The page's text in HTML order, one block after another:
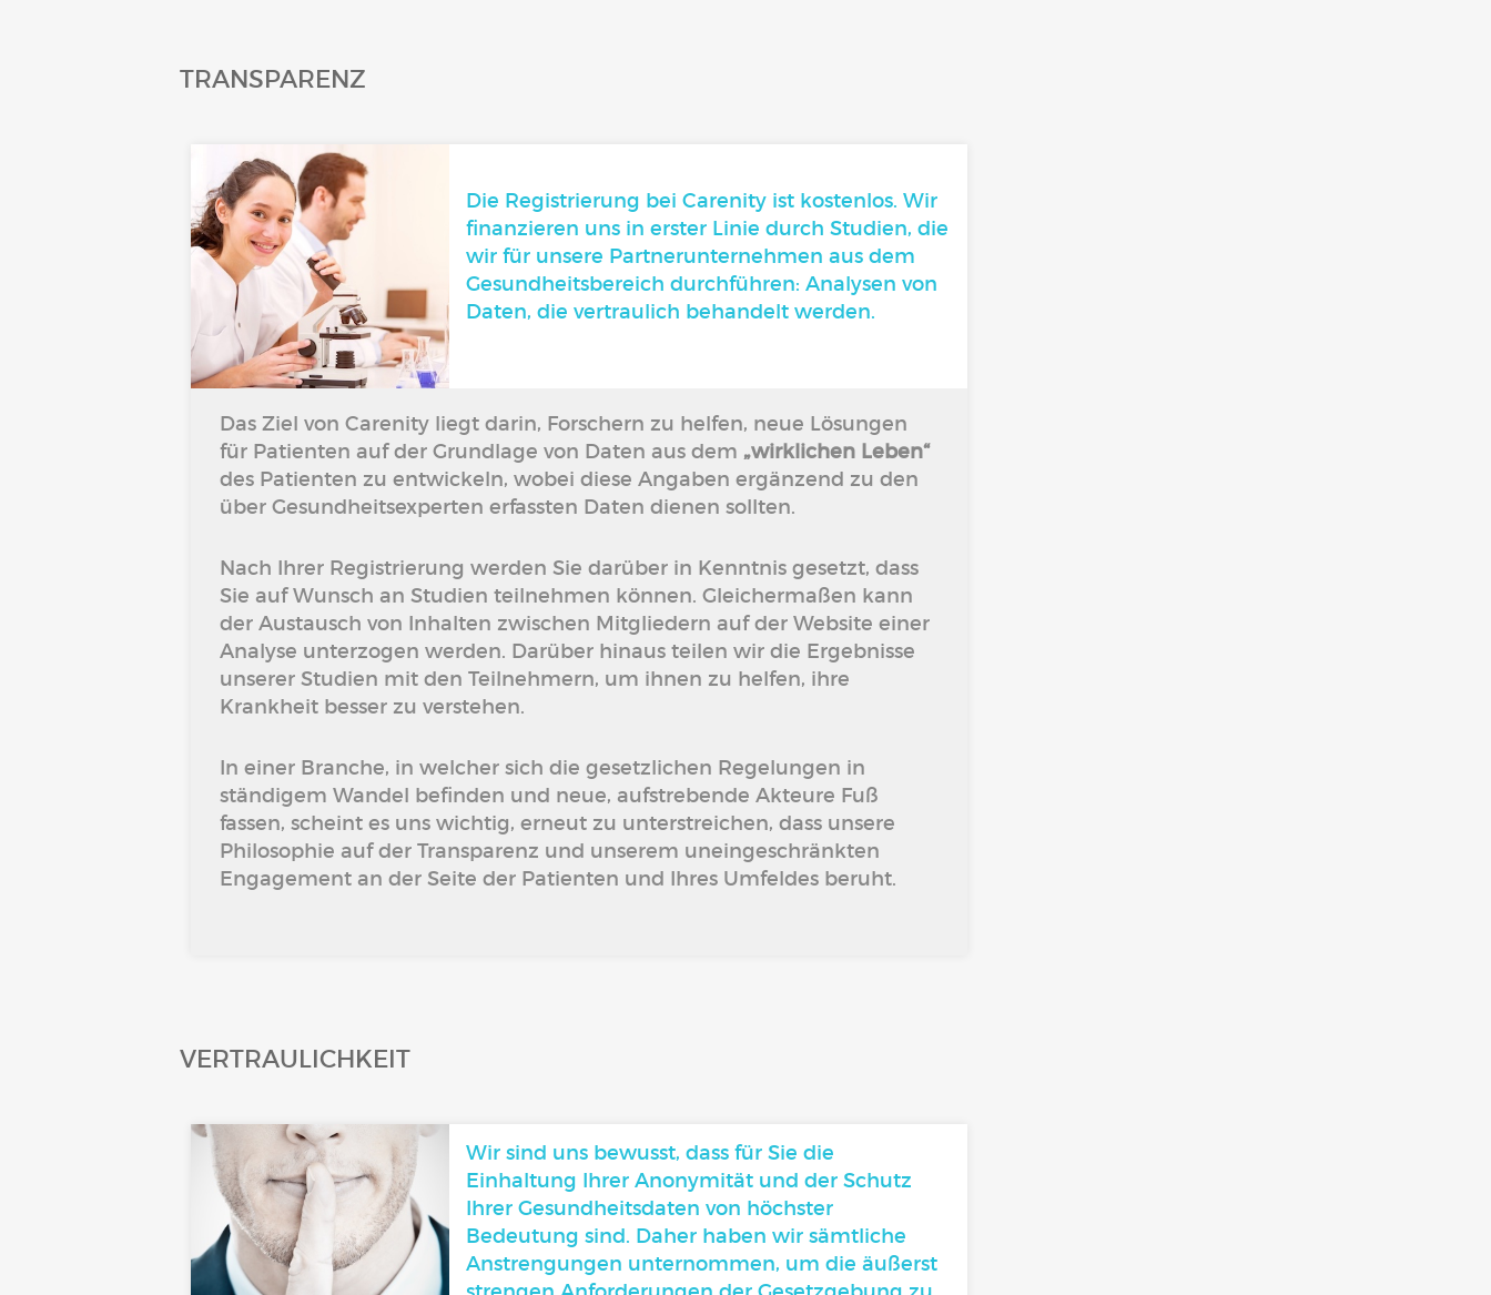
TRANSPARENZ
Die Registrierung bei Carenity ist kostenlos. Wir
finanzieren uns in erster Linie durch Studien, die
wir für unsere Partnerunternehmen aus dem
Gesundheitsbereich durchführen: Analysen von
Daten, die vertraulich behandelt werden.
Das Ziel von Carenity liegt darin, Forschern zu helfen, neue Lösungen
für Patienten auf der Grundlage von Daten aus dem „wirklichen Leben“
des Patienten zu entwickeln, wobei diese Angaben ergänzend zu den
über Gesundheitsexperten erfassten Daten dienen sollten.
Nach Ihrer Registrierung werden Sie darüber in Kenntnis gesetzt, dass
Sie auf Wunsch an Studien teilnehmen können. Gleichermaßen kann
der Austausch von Inhalten zwischen Mitgliedern auf der Website einer
Analyse unterzogen werden. Darüber hinaus teilen wir die Ergebnisse
unserer Studien mit den Teilnehmern, um ihnen zu helfen, ihre
Krankheit besser zu verstehen.
In einer Branche, in welcher sich die gesetzlichen Regelungen in
ständigem Wandel befinden und neue, aufstrebende Akteure Fuß
fassen, scheint es uns wichtig, erneut zu unterstreichen, dass unsere
Philosophie auf der Transparenz und unserem uneingeschränkten
Engagement an der Seite der Patienten und Ihres Umfeldes beruht.
VERTRAULICHKEIT
Wir sind uns bewusst, dass für Sie die
Einhaltung Ihrer Anonymität und der Schutz
Ihrer Gesundheitsdaten von höchster
Bedeutung sind. Daher haben wir sämtliche
Anstrengungen unternommen, um die äußerst